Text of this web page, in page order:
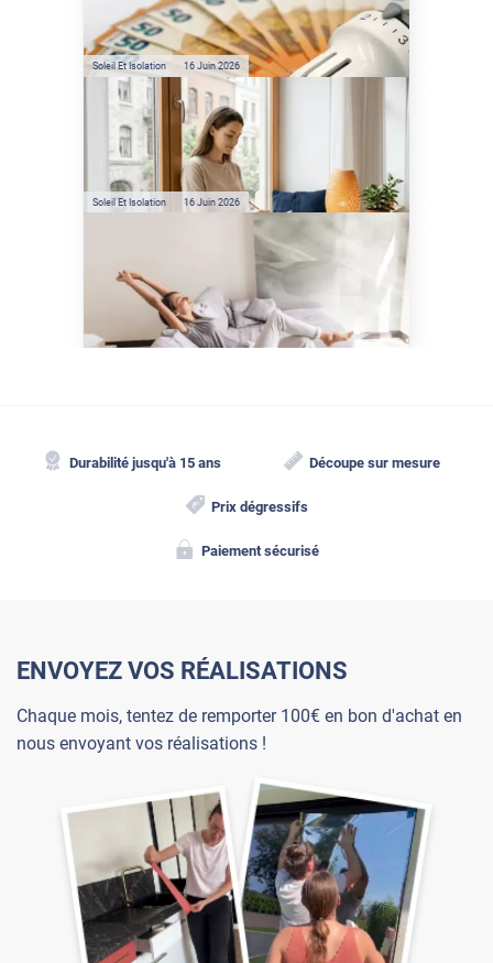
sont les économies d’énergie
réelles ?
Soleil Et Isolation 16 Juin 2026
Préservez votre logement de
la chaleur : les conseils de
Jamy de C'est Pas Sorcier
Soleil Et Isolation 16 Juin 2026
Comment protéger sa
maison de la chaleur sans
climatisation ?
Durabilité jusqu'à 15 ans Découpe sur mesure
Prix dégressifs
Paiement sécurisé
ENVOYEZ VOS RÉALISATIONS
Chaque mois, tentez de remporter 100€ en bon d'achat en
nous envoyant vos réalisations !